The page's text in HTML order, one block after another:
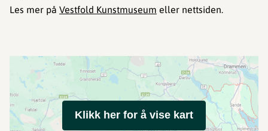
Les mer på Vestfold Kunstmuseum eller nettsiden.
Klikk her for å vise kart